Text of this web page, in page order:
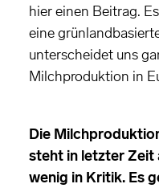
hier einen Beitrag.
eine
unterscheidet uns
Milchproduktion in
Die
steht in letzter Zeit
wenig in Kritik. Es